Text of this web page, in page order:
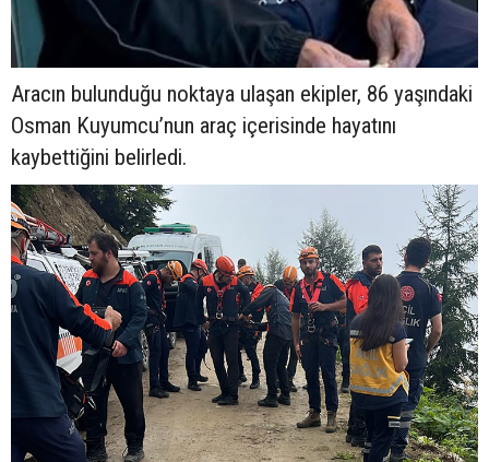
Aracın bulunduğu noktaya ulaşan ekipler, 86 yaşındaki
Osman Kuyumcu’nun araç içerisinde hayatını
kaybettiğini belirledi.